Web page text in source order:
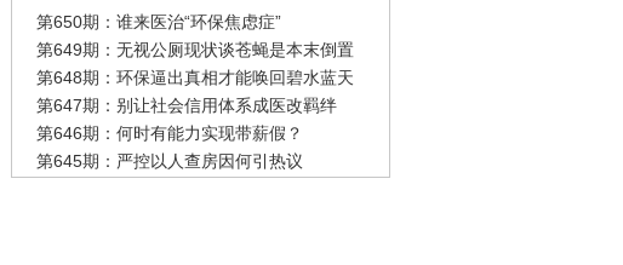
第650期：谁来医治“环保焦虑症”
第649期：无视公厕现状谈苍蝇是本末倒置
第648期：环保逼出真相才能唤回碧水蓝天
第647期：别让社会信用体系成医改羁绊
第646期：何时有能力实现带薪假？
第645期：严控以人查房因何引热议